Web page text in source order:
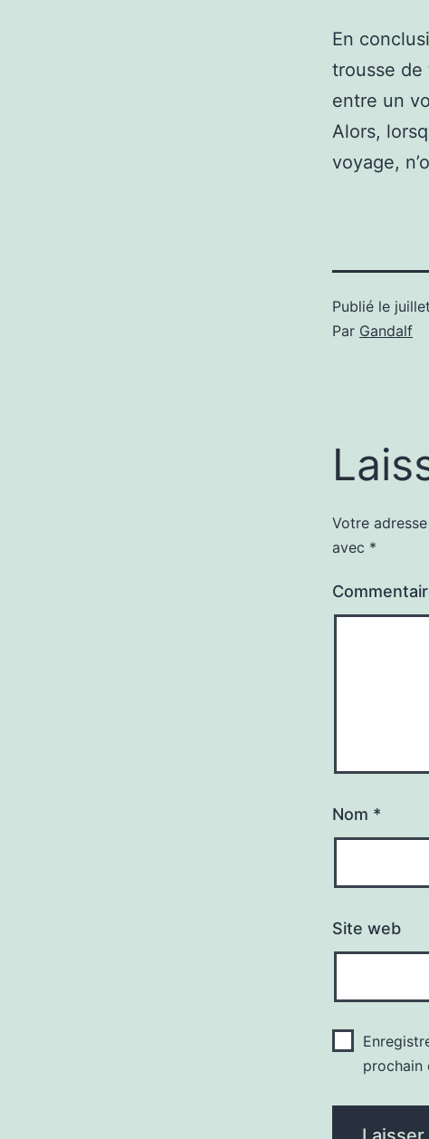
En
trousse
entre un
Alors,
voyage,
Publié le
Par Gandalf
Votre
avec *
Nom *
Site web
prochain